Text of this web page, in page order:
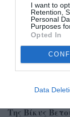
I want to
Retention,
Personal
Purposes
Opted In
Data
Ωστόσο, η
των
οι
σημαντικό
Μεσσηνία και
ποσοστό των
Της Βίκυς